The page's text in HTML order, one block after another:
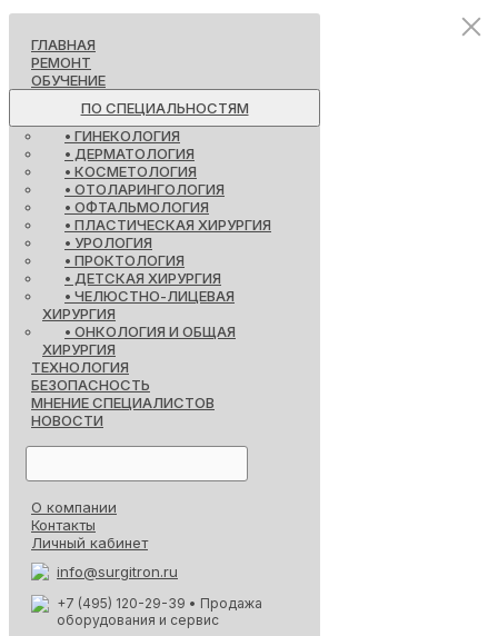
ГЛАВНАЯ
РЕМОНТ
ОБУЧЕНИЕ
ПО СПЕЦИАЛЬНОСТЯМ
• ГИНЕКОЛОГИЯ
• ДЕРМАТОЛОГИЯ
• КОСМЕТОЛОГИЯ
• ОТОЛАРИНГОЛОГИЯ
• ОФТАЛЬМОЛОГИЯ
• ПЛАСТИЧЕСКАЯ ХИРУРГИЯ
• УРОЛОГИЯ
• ПРОКТОЛОГИЯ
• ДЕТСКАЯ ХИРУРГИЯ
• ЧЕЛЮСТНО-ЛИЦЕВАЯ
ХИРУРГИЯ
• ОНКОЛОГИЯ И ОБЩАЯ
ХИРУРГИЯ
ТЕХНОЛОГИЯ
БЕЗОПАСНОСТЬ
МНЕНИЕ СПЕЦИАЛИСТОВ
НОВОСТИ
О компании
Контакты
Личный кабинет
info@surgitron.ru
+7 (495) 120-29-39 • Продажа
оборудования и сервис